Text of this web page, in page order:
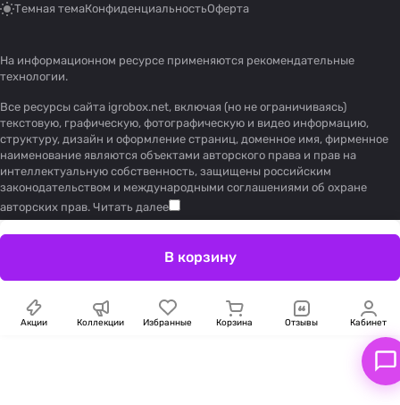
Темная темаКонфиденциальностьОферта
На информационном ресурсе применяются рекомендательные
технологии.
Все ресурсы сайта igrobox.net, включая (но не ограничиваясь)
текстовую, графическую, фотографическую и видео информацию,
структуру, дизайн и оформление страниц, доменное имя, фирменное
наименование являются объектами авторского права и прав на
интеллектуальную собственность, защищены российским
законодательством и международными соглашениями об охране
авторских прав. Читать далее
В корзину
Акции Коллекции Избранные Корзина Отзывы Кабинет